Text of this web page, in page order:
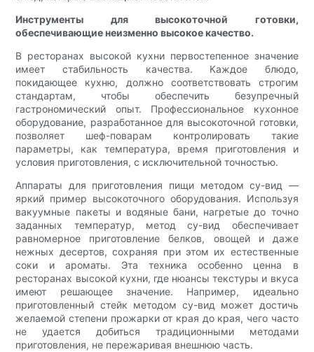
Инструменты для высокоточной готовки,
обеспечивающие неизменно высокое качество.
В ресторанах высокой кухни первостепенное значение
имеет стабильность качества. Каждое блюдо,
покидающее кухню, должно соответствовать строгим
стандартам, чтобы обеспечить безупречный
гастрономический опыт. Профессиональное кухонное
оборудование, разработанное для высокоточной готовки,
позволяет шеф-поварам контролировать такие
параметры, как температура, время приготовления и
условия приготовления, с исключительной точностью.
Аппараты для приготовления пищи методом су-вид —
яркий пример высокоточного оборудования. Используя
вакуумные пакеты и водяные бани, нагретые до точно
заданных температур, метод су-вид обеспечивает
равномерное приготовление белков, овощей и даже
нежных десертов, сохраняя при этом их естественные
соки и ароматы. Эта техника особенно ценна в
ресторанах высокой кухни, где нюансы текстуры и вкуса
имеют решающее значение. Например, идеально
приготовленный стейк методом су-вид может достичь
желаемой степени прожарки от края до края, чего часто
не удается добиться традиционными методами
приготовления, не пережаривая внешнюю часть.